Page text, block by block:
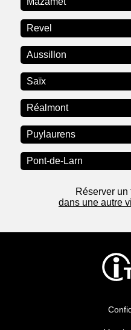
Revel
Aussillon
Saïx
Réalmont
Puylaurens
Pont-de-Larn
Réserver
dans une autre